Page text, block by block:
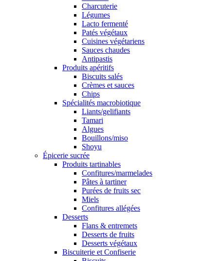
Charcuterie
Légumes
Lacto fermenté
Patés végétaux
Cuisines végétariens
Sauces chaudes
Antipastis
Produits apéritifs
Biscuits salés
Crèmes et sauces
Chips
Spécialités macrobiotique
Liants/gelifiants
Tamari
Algues
Bouillons/miso
Shoyu
Épicerie sucrée
Produits tartinables
Confitures/marmelades
Pâtes à tartiner
Purées de fruits sec
Miels
Confitures allégées
Desserts
Flans & entremets
Desserts de fruits
Desserts végétaux
Biscuiterie et Confiserie